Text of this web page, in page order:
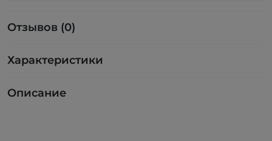
Отзывов (0)
Характеристики
Описание